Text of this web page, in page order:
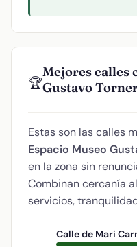
🏆
Mejores calles
Gustavo
Estas son las calles
Espacio Museo
en la zona sin
Combinan cercanía
servicios,
Calle de Mari